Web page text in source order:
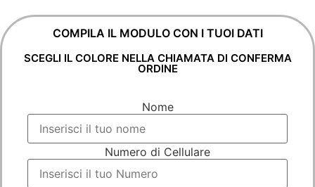
COMPILA IL MODULO CON I TUOI DATI
SCEGLI IL COLORE NELLA CHIAMATA DI CONFERMA
ORDINE
Nome
Numero di Cellulare